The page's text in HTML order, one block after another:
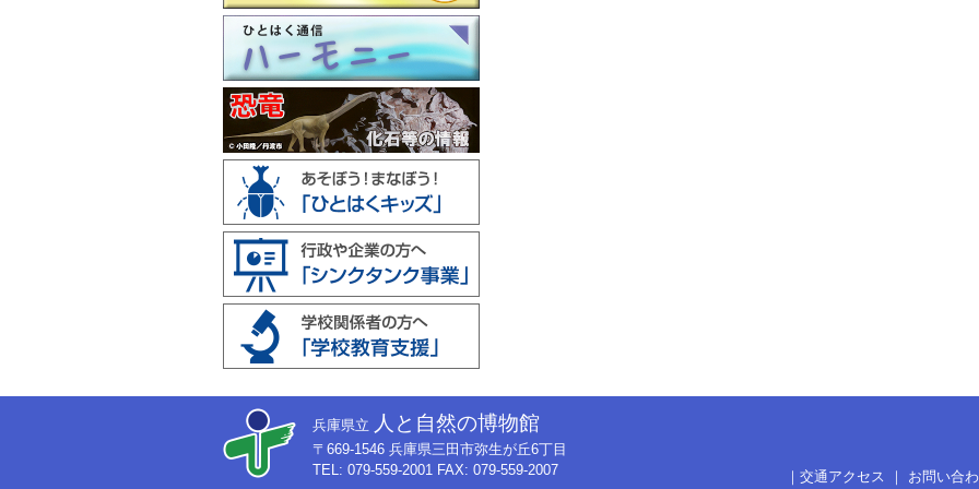
兵庫県立 人と自然の博物館
〒669-1546 兵庫県三田市弥生が丘6丁目
TEL: 079-559-2001 FAX: 079-559-2007
｜ 交通アクセス ｜ お問い合